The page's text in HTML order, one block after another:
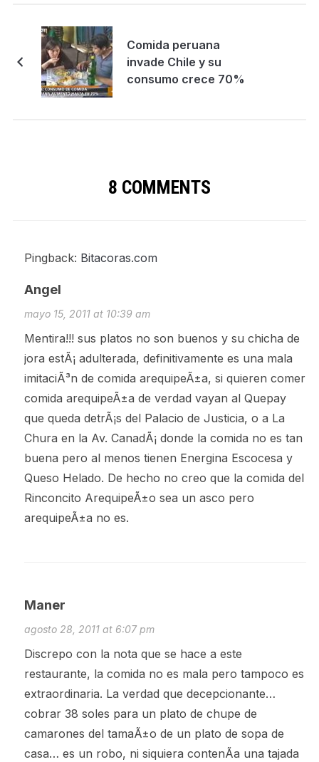
Comida peruana
invade Chile y su
consumo crece 70%
8 COMMENTS
Pingback: Bitacoras.com
Angel
mayo 15, 2011 at 10:39 am
Mentira!!! sus platos no son buenos y su chicha de
jora estÃ¡ adulterada, definitivamente es una mala
imitaciÃ³n de comida arequipeÃ±a, si quieren comer
comida arequipeÃ±a de verdad vayan al Quepay
que queda detrÃ¡s del Palacio de Justicia, o a La
Chura en la Av. CanadÃ¡ donde la comida no es tan
buena pero al menos tienen Energina Escocesa y
Queso Helado. De hecho no creo que la comida del
Rinconcito ArequipeÃ±o sea un asco pero
arequipeÃ±a no es.
Maner
agosto 28, 2011 at 6:07 pm
Discrepo con la nota que se hace a este
restaurante, la comida no es mala pero tampoco es
extraordinaria. La verdad que decepcionante…
cobrar 38 soles para un plato de chupe de
camarones del tamaÃ±o de un plato de sopa de
casa… es un robo, ni siquiera contenÃ­a una tajada